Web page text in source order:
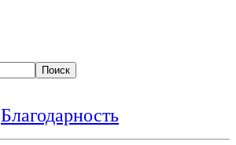
Поиск
Благодарность